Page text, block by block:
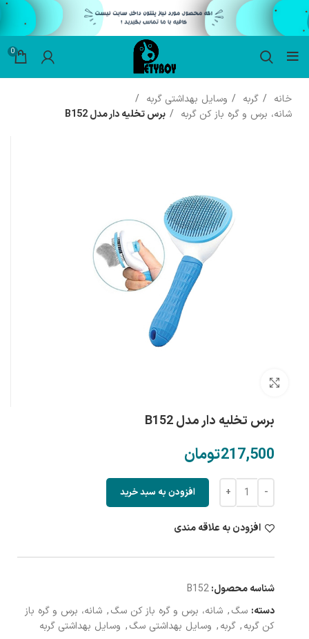
0
خانه گربه
وسایل بهداشتی گربه
شانه، برس و گره باز کن گربه
برس تخلیه دار مدل B152
برس تخلیه دار مدل B152
تومان
افزودن به سبد خرید
افزودن به علاقه مندی
شناسه محصول:B152
دسته: سگ, شانه، برس و گره باز کن سگ, شانه، برس و گره باز
کن گربه, گربه, وسایل بهداشتی سگ, وسایل بهداشتی گربه